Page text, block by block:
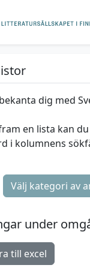
dig med
en lista kan
i kolumnens
Välj kategori av
under
till excel